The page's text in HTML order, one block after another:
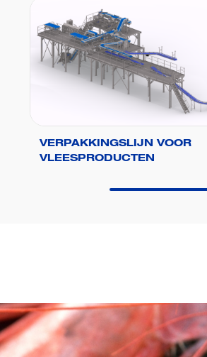
VERPAKKINGSLIJN VOOR
VLEESPRODUCTEN